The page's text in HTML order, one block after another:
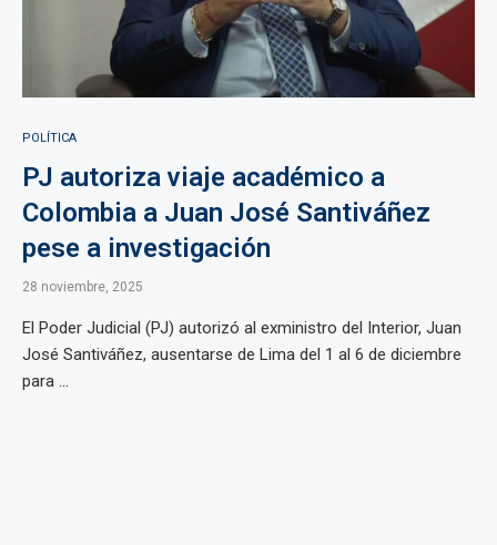
POLÍTICA
PJ autoriza viaje académico a
Colombia a Juan José Santiváñez
pese a investigación
28 noviembre, 2025
El Poder Judicial (PJ) autorizó al exministro del Interior, Juan
José Santiváñez, ausentarse de Lima del 1 al 6 de diciembre
para ...